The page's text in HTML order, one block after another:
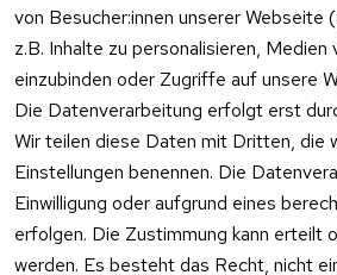
von Besucher:innen unserer Webseite
z.B. Inhalte zu personalisieren,
einzubinden oder Zugriffe auf unsere
Die Datenverarbeitung erfolgt erst
Wir teilen diese Daten mit Dritten, die
Einstellungen benennen. Die
Einwilligung oder aufgrund eines
erfolgen. Die Zustimmung kann erteilt
werden. Es besteht das Recht, nicht
Vertrag
widerrufen